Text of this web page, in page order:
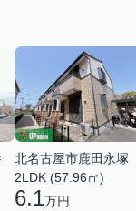
北名古屋市鹿田永塚
2LDK (57.96㎡)
6.1万円